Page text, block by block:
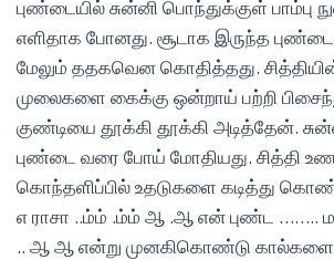
புண்டையில் சுன்னி பொந்துக்குள் பாம்பு
எளிதாக போனது. சூடாக இருந்த
மேலும் ததகவென கொதித்தது.
முலைகளை கைக்கு ஒன்றாய் பற்றி
குண்டியை தூக்கி தூக்கி அடித்தேன்.
புண்டை வரை போய் மோதியது. சித்தி
கொந்தளிப்பில் உதடுகளை கடித்து
எ ராசா ..ம்ம் .ம்ம் ஆ .ஆ என் புண்ட ……..
.. ஆ ஆ என்று முனகிகொண்டு கால்களை